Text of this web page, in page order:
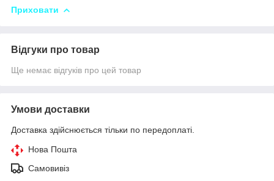
Приховати
Відгуки про товар
Ще немає відгуків про цей товар
Умови доставки
Доставка здійснюється тільки по передоплаті.
Нова Пошта
Самовивіз